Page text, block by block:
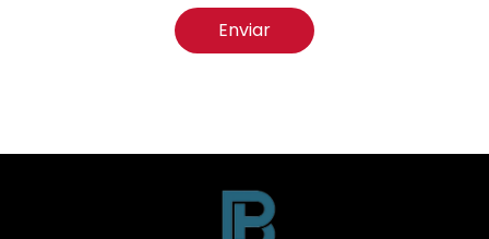
Enviar